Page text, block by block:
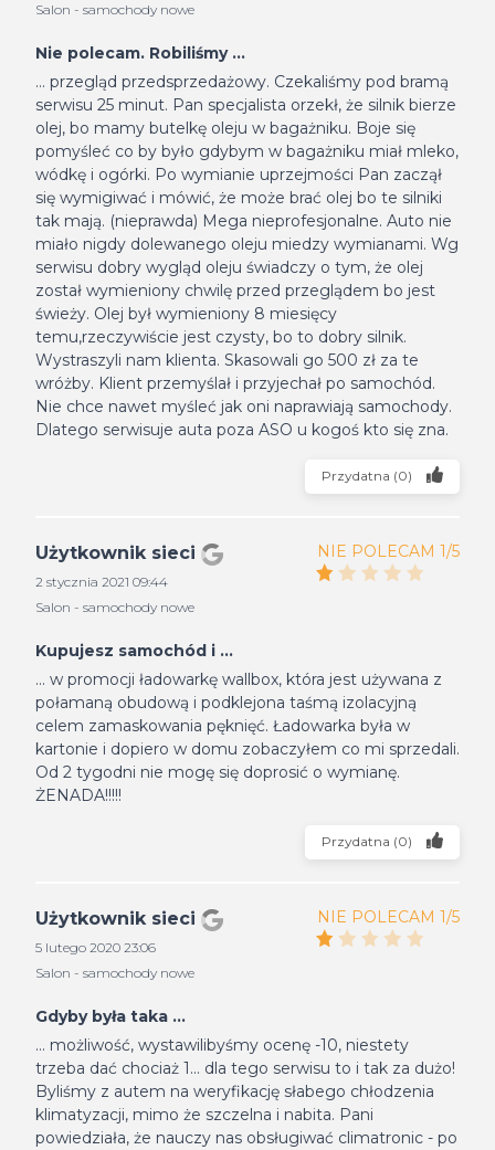
Salon - samochody nowe
Nie polecam. Robiliśmy ...
... przegląd przedsprzedażowy. Czekaliśmy pod bramą
serwisu 25 minut. Pan specjalista orzekł, że silnik bierze
olej, bo mamy butelkę oleju w bagażniku. Boje się
pomyśleć co by było gdybym w bagażniku miał mleko,
wódkę i ogórki. Po wymianie uprzejmości Pan zaczął
się wymigiwać i mówić, że może brać olej bo te silniki
tak mają. (nieprawda) Mega nieprofesjonalne. Auto nie
miało nigdy dolewanego oleju miedzy wymianami. Wg
serwisu dobry wygląd oleju świadczy o tym, że olej
został wymieniony chwilę przed przeglądem bo jest
świeży. Olej był wymieniony 8 miesięcy
temu,rzeczywiście jest czysty, bo to dobry silnik.
Wystraszyli nam klienta. Skasowali go 500 zł za te
wróżby. Klient przemyślał i przyjechał po samochód.
Nie chce nawet myśleć jak oni naprawiają samochody.
Dlatego serwisuje auta poza ASO u kogoś kto się zna.
Przydatna (0)
Użytkownik sieci
2 stycznia 2021 09:44
Salon - samochody nowe
NIE POLECAM 1/5
Kupujesz samochód i ...
... w promocji ładowarkę wallbox, która jest używana z
połamaną obudową i podklejona taśmą izolacyjną
celem zamaskowania pęknięć. Ładowarka była w
kartonie i dopiero w domu zobaczyłem co mi sprzedali.
Od 2 tygodni nie mogę się doprosić o wymianę.
ŻENADA!!!!!
Przydatna (0)
Użytkownik sieci
5 lutego 2020 23:06
Salon - samochody nowe
NIE POLECAM 1/5
Gdyby była taka ...
... możliwość, wystawilibyśmy ocenę -10, niestety
trzeba dać chociaż 1... dla tego serwisu to i tak za dużo!
Byliśmy z autem na weryfikację słabego chłodzenia
klimatyzacji, mimo że szczelna i nabita. Pani
powiedziała, że nauczy nas obsługiwać climatronic - po